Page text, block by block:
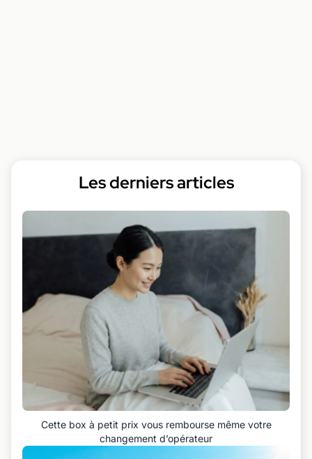
Les derniers articles
Cette box à petit prix vous rembourse même votre
changement d’opérateur